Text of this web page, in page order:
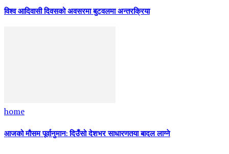
विश्व आदिवासी दिवसको अवसरमा बुटवलमा अन्तरक्रिया
home
आजको मौसम पूर्वानुमान: दिउँसो देशभर साधारणतया बादल लाग्ने